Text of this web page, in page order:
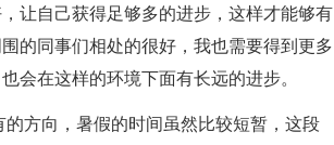
让自己获得足够多的进步，这样才能够有
的同事们相处的很好，我也需要得到更多
会在这样的环境下面有长远的进步。
方向，暑假的时间虽然比较短暂，这段